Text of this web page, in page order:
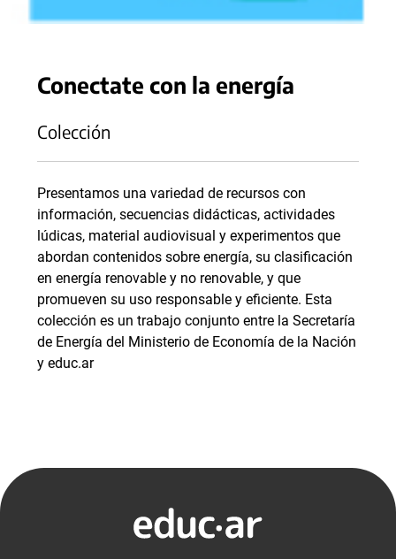
Conectate con la energía
Colección
Presentamos una variedad de recursos con
información, secuencias didácticas, actividades
lúdicas, material audiovisual y experimentos que
abordan contenidos sobre energía, su clasificación
en energía renovable y no renovable, y que
promueven su uso responsable y eficiente. Esta
colección es un trabajo conjunto entre la Secretaría
de Energía del Ministerio de Economía de la Nación
y educ.ar